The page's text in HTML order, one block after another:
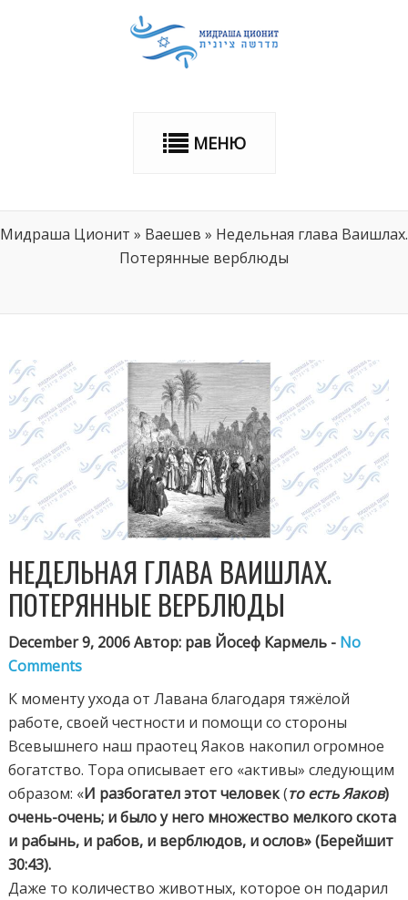
МЕНЮ
Мидраша Ционит » Ваешев » Недельная глава Ваишлах.
Потерянные верблюды
НЕДЕЛЬНАЯ ГЛАВА ВАИШЛАХ.
ПОТЕРЯННЫЕ ВЕРБЛЮДЫ
December 9, 2006 Автор: рав Йосеф Кармель - No
Comments
К моменту ухода от Лавана благодаря тяжёлой
работе, своей честности и помощи со стороны
Всевышнего наш праотец Яаков накопил огромное
богатство. Тора описывает его «активы» следующим
образом: «И разбогател этот человек(то есть Яаков)
очень-очень; и было у него множество мелкого скота
и рабынь, и рабов, и верблюдов, и ослов»(Берейшит
30:43).
Даже то количество животных, которое он подарил